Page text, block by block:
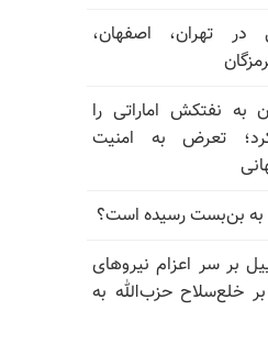
در تهران، اصفهان،
به نفتکش اماراتی را
تعرض به امنیت
به بن‌بست رسیده است؟
بر سر اعزام نیروهای
خلع‌سلاح حزب‌الله به